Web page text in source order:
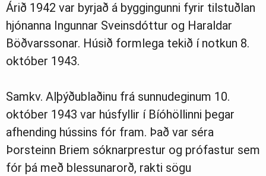
Árið 1942 var byrjað á byggingunni fyrir tilstuðlan
hjónanna Ingunnar Sveinsdóttur og Haraldar
Böðvarssonar. Húsið formlega tekið í notkun 8.
október 1943.
Samkv. Alþýðublaðinu frá sunnudeginum 10.
október 1943 var húsfyllir í Bíóhöllinni þegar
afhending hússins fór fram. Það var séra
Þorsteinn Briem sóknarprestur og prófastur sem
fór þá með blessunarorð, rakti sögu